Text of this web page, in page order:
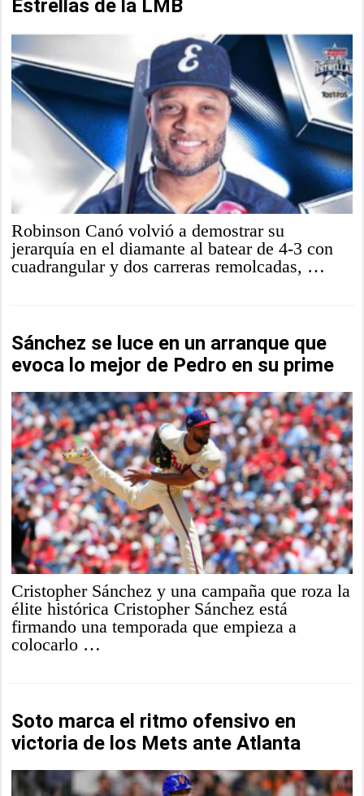
Estrellas de la LMB
Robinson Canó volvió a demostrar su
jerarquía en el diamante al batear de 4-3 con
cuadrangular y dos carreras remolcadas, …
Sánchez se luce en un arranque que
evoca lo mejor de Pedro en su prime
Cristopher Sánchez y una campaña que roza la
élite histórica Cristopher Sánchez está
firmando una temporada que empieza a
colocarlo …
Soto marca el ritmo ofensivo en
victoria de los Mets ante Atlanta